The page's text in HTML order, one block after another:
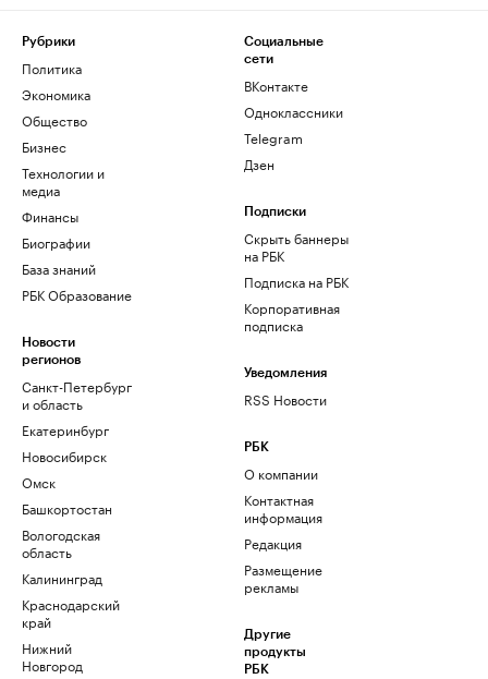
Рубрики
Политика
Экономика
Общество
Бизнес
Технологии и
медиа
Финансы
Биографии
База знаний
РБК Образование
Новости
регионов
Санкт-Петербург
и область
Екатеринбург
Новосибирск
Омск
Башкортостан
Вологодская
область
Калининград
Краснодарский
край
Нижний
Новгород
Социальные
сети
ВКонтакте
Одноклассники
Telegram
Дзен
Подписки
Скрыть баннеры
на РБК
Подписка на РБК
Корпоративная
подписка
Уведомления
RSS Новости
РБК
О компании
Контактная
информация
Редакция
Размещение
рекламы
Другие
продукты
РБК